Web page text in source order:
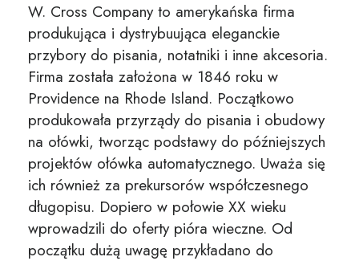
W. Cross Company to amerykańska firma
produkująca i dystrybuująca eleganckie
przybory do pisania, notatniki i inne akcesoria.
Firma została założona w 1846 roku w
Providence na Rhode Island. Początkowo
produkowała przyrządy do pisania i obudowy
na ołówki, tworząc podstawy do późniejszych
projektów ołówka automatycznego. Uważa się
ich również za prekursorów współczesnego
długopisu. Dopiero w połowie XX wieku
wprowadzili do oferty pióra wieczne. Od
początku dużą uwagę przykładano do